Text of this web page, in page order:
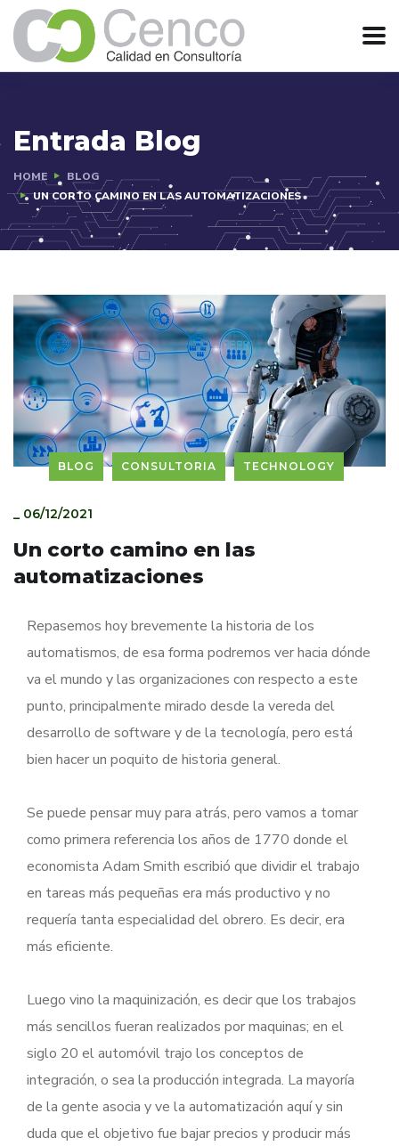
Entrada Blog
HOME
BLOG
UN CORTO CAMINO EN LAS AUTOMATIZACIONES
BLOG CONSULTORIA TECHNOLOGY
_ 06/12/2021
Un corto camino en las
automatizaciones
Repasemos hoy brevemente la historia de los
automatismos, de esa forma podremos ver hacia dónde
va el mundo y las organizaciones con respecto a este
punto, principalmente mirado desde la vereda del
desarrollo de software y de la tecnología, pero está
bien hacer un poquito de historia general.
Se puede pensar muy para atrás, pero vamos a tomar
como primera referencia los años de 1770 donde el
economista Adam Smith escribió que dividir el trabajo
en tareas más pequeñas era más productivo y no
requería tanta especialidad del obrero. Es decir, era
más eficiente.
Luego vino la maquinización, es decir que los trabajos
más sencillos fueran realizados por maquinas; en el
siglo 20 el automóvil trajo los conceptos de
integración, o sea la producción integrada. La mayoría
de la gente asocia y ve la automatización aquí y sin
duda que el objetivo fue bajar precios y producir más